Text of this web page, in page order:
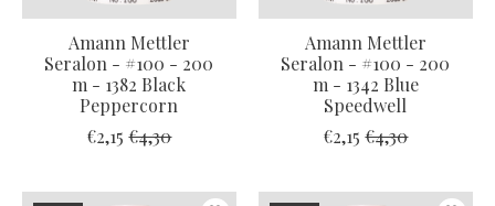
Amann Mettler
Seralon - #100 - 200
m - 1382 Black
Peppercorn
€2,15 €4,30
Amann Mettler
Seralon - #100 - 200
m - 1342 Blue
Speedwell
€2,15 €4,30